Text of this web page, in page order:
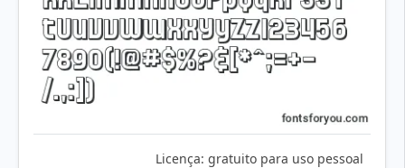
Licença: gratuito para uso pessoal